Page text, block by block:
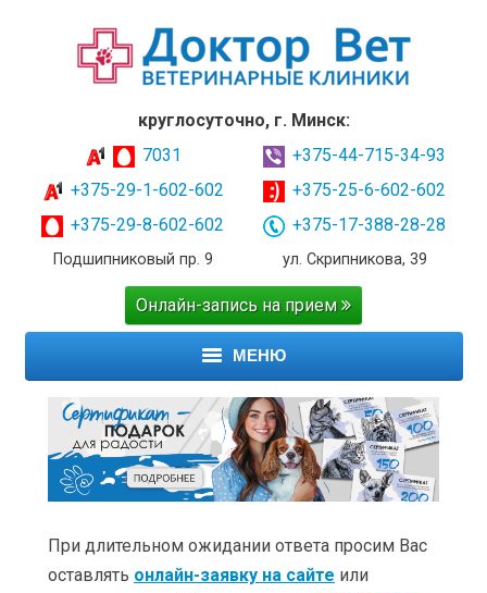
круглосуточно, г. Минск:
7031
+375-29-1-602-602
+375-29-8-602-602
Подшипниковый пр. 9
+375-44-715-34-93
+375-25-6-602-602
+375-17-388-28-28
ул. Скрипникова, 39
Онлайн-запись на прием
МЕНЮ
ГЛАВНАЯ
УСЛУГИ
ЦЕНЫ
При длительном ожидании ответа просим Вас
оставлять онлайн-заявку на сайте или